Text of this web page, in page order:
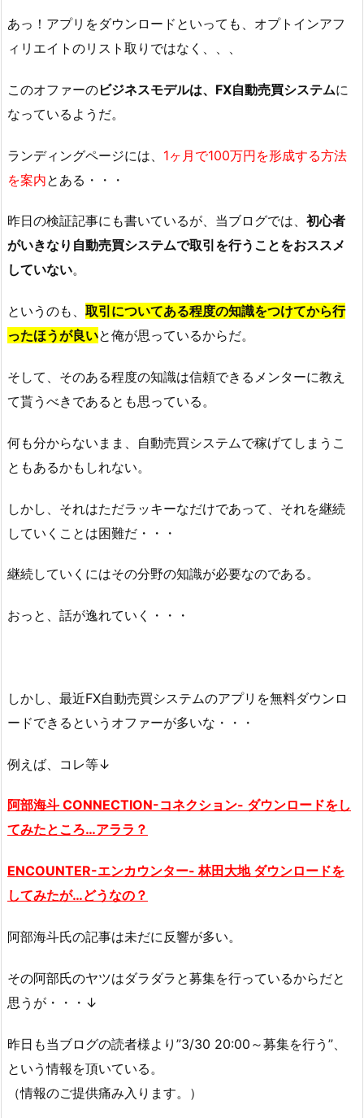
あっ！アプリをダウンロードといっても、オプトインアフ
ィリエイトのリスト取りではなく、、、
このオファーのビジネスモデルは、FX自動売買システムに
なっているようだ。
ランディングページには、 1ヶ月で100万円を形成する方法
を案内とある・・・
昨日の検証記事にも書いているが、当ブログでは、 初心者
がいきなり自動売買システムで取引を行うことをおススメ
していない。
というのも、 取引についてある程度の知識をつけてから行
ったほうが良いと俺が思っているからだ。
そして、そのある程度の知識は信頼できるメンターに教え
て貰うべきであるとも思っている。
何も分からないまま、自動売買システムで稼げてしまうこ
ともあるかもしれない。
しかし、それはただラッキーなだけであって、それを継続
していくことは困難だ・・・
継続していくにはその分野の知識が必要なのである。
おっと、話が逸れていく・・・
しかし、最近FX自動売買システムのアプリを無料ダウンロ
ードできるというオファーが多いな・・・
例えば、コレ等↓
阿部海斗 CONNECTION-コネクション- ダウンロードをし
てみたところ…アララ？
ENCOUNTER-エンカウンター- 林田大地 ダウンロードを
してみたが…どうなの？
阿部海斗氏の記事は未だに反響が多い。
その阿部氏のヤツはダラダラと募集を行っているからだと
思うが・・・↓
昨日も当ブログの読者様より”3/30 20:00～募集を行う”、
という情報を頂いている。
（情報のご提供痛み入ります。）